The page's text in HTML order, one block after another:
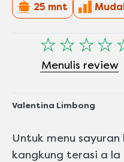
25 mnt
Tidak
ada
peringkat
untuk
Menulis review
Valentina Limbong
Untuk menu
kangkung terasi a la